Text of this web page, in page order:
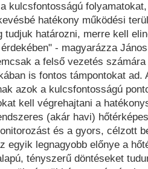
kulcsfontosságú
hatékony működési
tudjuk határozni, merre kell
- magyarázza
a felső vezetés
is fontos támpontokat ad.
azok a kulcsfontosságú
kell végrehajtani a
(akár havi)
és a gyors, célzott
egyik legnagyobb előnye a
tényszerű döntéseket